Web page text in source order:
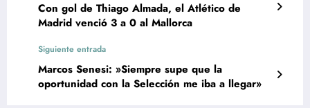
Con gol de Thiago Almada, el Atlético de
Madrid venció 3 a 0 al Mallorca
Siguiente entrada
Marcos Senesi: »Siempre supe que la
oportunidad con la Selección me iba a llegar»